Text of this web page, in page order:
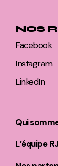
NOS
Facebook
Instagram
LinkedIn
Qui
L’équipe